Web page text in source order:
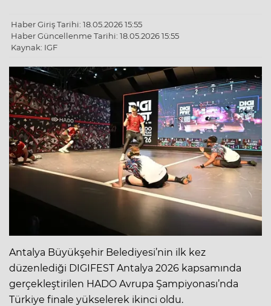
Haber Giriş Tarihi: 18.05.2026 15:55
Haber Güncellenme Tarihi: 18.05.2026 15:55
Kaynak: IGF
Antalya Büyükşehir Belediyesi’nin ilk kez
düzenlediği DIGIFEST Antalya 2026 kapsamında
gerçekleştirilen HADO Avrupa Şampiyonası’nda
Türkiye finale yükselerek ikinci oldu.